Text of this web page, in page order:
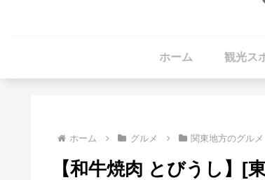
ホーム 観光ス
ホーム グルメ 関東地方のグルメ
【和牛焼肉 とびうし】[